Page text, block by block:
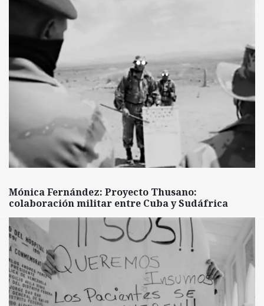
Mónica Fernández: Proyecto Thusano:
colaboración militar entre Cuba y Sudáfrica